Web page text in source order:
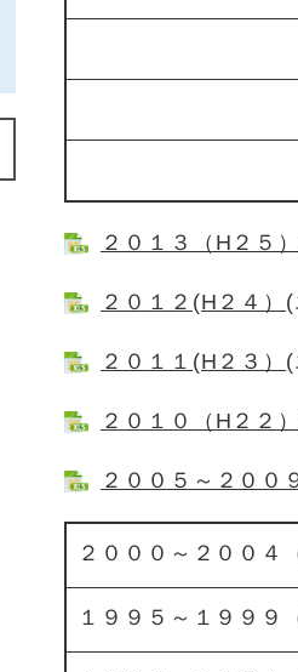
２０１３（H２５）
２０１２(H２４）
２０１１(H２３）
２０１０（H２２）
２００５～２００
２０００～２００４
１９９５～１９９９